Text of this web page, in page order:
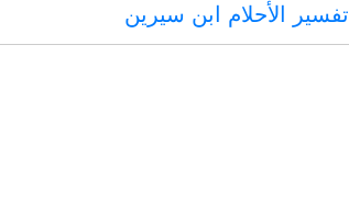
تفسير الأحلام ابن سيرين